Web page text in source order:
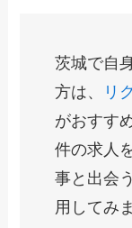
茨城で自
方は、
リ
がおすす
件の求人
事と出会
用してみ